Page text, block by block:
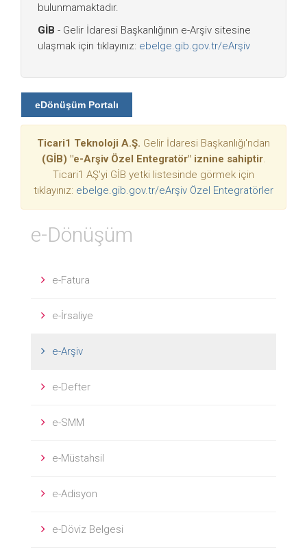
bulunmamaktadır.
GİB - Gelir İdaresi Başkanlığının e-Arşiv sitesine
ulaşmak için tıklayınız: ebelge.gib.gov.tr/eArşiv
eDönüşüm Portalı
Ticari1 Teknoloji A.Ş. Gelir İdaresi Başkanlığı'ndan
(GİB) "e-Arşiv Özel Entegratör" iznine sahiptir.
Ticari1 AŞ'yi GİB yetki listesinde görmek için
tıklayınız: ebelge.gib.gov.tr/eArşiv Özel Entegratörler
e-Dönüşüm
e-Fatura
e-İrsaliye
e-Arşiv
e-Defter
e-SMM
e-Müstahsil
e-Adisyon
e-Döviz Belgesi